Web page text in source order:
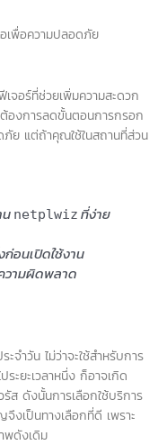
เพื่อความปลอดภัย
เจอร์ที่ช่วยเพิ่มความสะดวก
ต้องการลดขั้นตอนการกรอก
ภัย แต่ถ้าคุณใช้ในสถานที่ส่วน
น netplwiz ที่ง่าย
อนเปิดใช้งาน
ามผิดพลาด
จำวัน ไม่ว่าจะใช้สำหรับการ
ระยะเวลาหนึ่ง ก็อาจเกิด
ส ดังนั้นการเลือกใช้บริการ
งเป็นทางเลือกที่ดี เพราะ
พดังเดิม